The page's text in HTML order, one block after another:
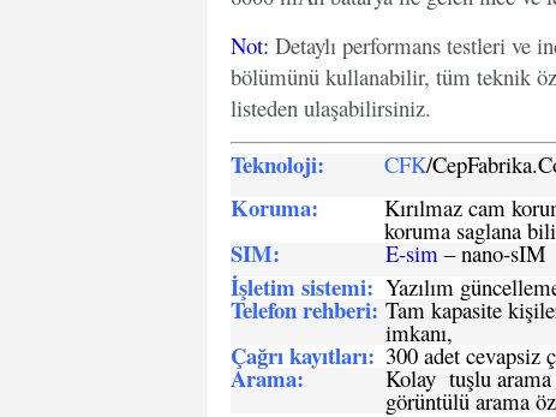
Not: Detaylı performans testleri ve
bölümünü kullanabilir, tüm teknik
listeden ulaşabilirsiniz.
Teknoloji: CFK/
Koruma: Kırılmaz cam
koruma saglana
SIM: E-sim – nano-sIM
İşletim sistemi: Yazılım
Telefon rehberi: Tam kapasite
imkanı,
Çağrı kayıtları: 300 adet cevapsiz
Arama: Kolay tuşlu
görüntülü arama